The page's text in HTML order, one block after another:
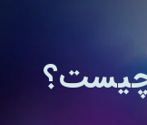
چیست؟